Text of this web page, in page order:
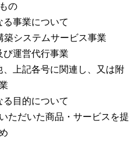
の
事業について
築システムサービス事業
び運営代行事業
、上記各号に関連し、又は附
目的について
ただいた商品・サービスを提